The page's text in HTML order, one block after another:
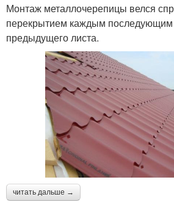
Монтаж металлочерепицы велся
перекрытием каждым
предыдущего листа.
читать дальше →